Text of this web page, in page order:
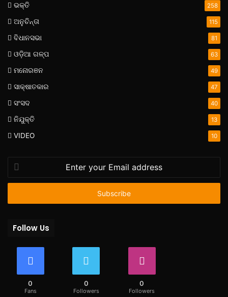
ଭକ୍ତି 258
ଅନୁଚିନ୍ତା 115
ବିଧାନସଭା 81
ଓଡ଼ିଆ ଗଳ୍ପ 63
ମନୋରଞନ 49
ସାକ୍ଷାତକାର 47
ସଂସଦ 40
ନିଯୁକ୍ତି 13
VIDEO 10
your
Email
Follow Us
0
Fans
0
Followers
0
Followers